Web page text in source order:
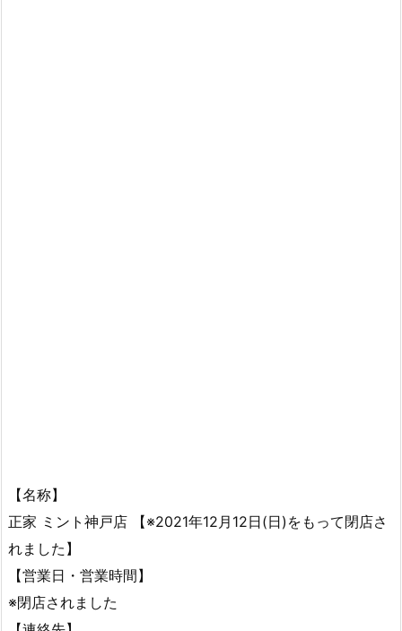
【名称】
正家 ミント神戸店 【※2021年12月12日(日)をもって閉店さ
れました】
【営業日・営業時間】
※閉店されました